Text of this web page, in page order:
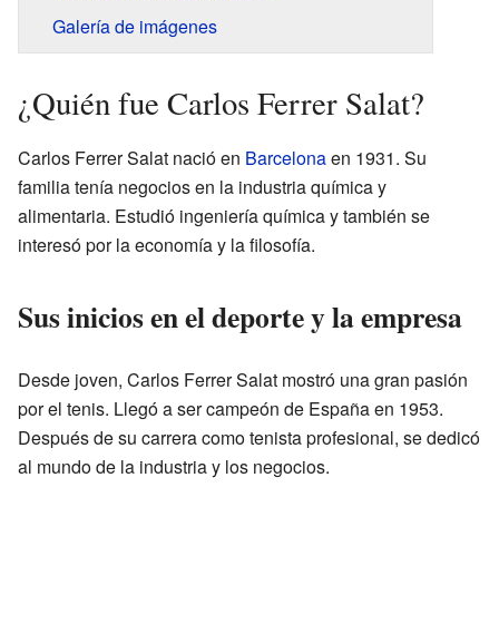
Galería de imágenes
¿Quién fue Carlos Ferrer Salat?
Carlos Ferrer Salat nació en Barcelonaen 1931. Su
familia tenía negocios en la industria química y
alimentaria. Estudió ingeniería química y también se
interesó por la economía y la filosofía.
Sus inicios en el deporte y la empresa
Desde joven, Carlos Ferrer Salat mostró una gran pasión
por el tenis. Llegó a ser campeón de España en 1953.
Después de su carrera como tenista profesional, se dedicó
al mundo de la industria y los negocios.